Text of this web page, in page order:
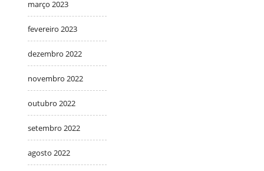
março 2023
fevereiro 2023
dezembro 2022
novembro 2022
outubro 2022
setembro 2022
agosto 2022